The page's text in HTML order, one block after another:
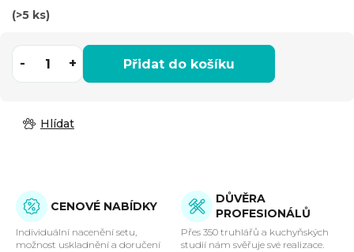
(>5 ks)
Přidat do košíku
Hlídat
CENOVÉ NABÍDKY
Individuální nacenění setu,
možnost uskladnění a doručení
DŮVĚRA
PROFESIONÁLŮ
Přes 350 truhlářů a kuchyňských
studií nám svěřuje své realizace.